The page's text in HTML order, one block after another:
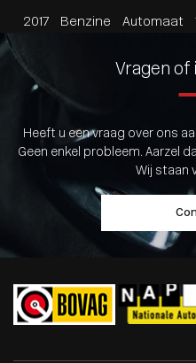
2017 Benzine Automaat
Vragen of
Heeft u een vraag over ons
Geen enkel probleem. Aarzel
Wij staan